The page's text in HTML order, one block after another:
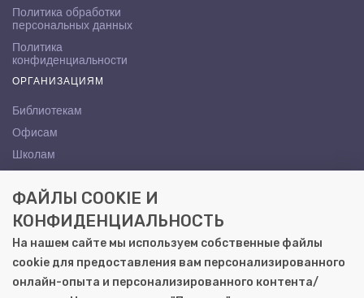
Политика обработки
персональных данных
Политика
конфиденциальности
ОРГАНИЗАЦИЯМ
Библиотекам
Офисам
Школам
КОНТАКТЫ
Саратов, ул. Осипова, 10А
+7 (8452) 72-65-65
gemera@moya-kniga.ru
ФАЙЛЫ COOKIE И
КОНФИДЕНЦИАЛЬНОСТЬ
На нашем сайте мы используем собственные файлы
cookie для предоставления вам персонализированного
онлайн-опыта и персонализированного контента/